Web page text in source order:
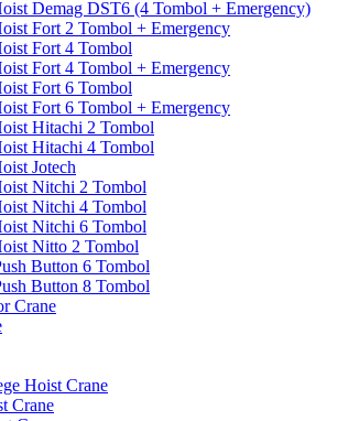
Demag DST6 (4 Tombol + Emergency)
Fort 2 Tombol + Emergency
Fort 4 Tombol
Fort 4 Tombol + Emergency
Fort 6 Tombol
Fort 6 Tombol + Emergency
Hitachi 2 Tombol
Hitachi 4 Tombol
Jotech
Nitchi 2 Tombol
Nitchi 4 Tombol
Nitchi 6 Tombol
Nitto 2 Tombol
Button 6 Tombol
Button 8 Tombol
Crane
Hoist Crane
Crane